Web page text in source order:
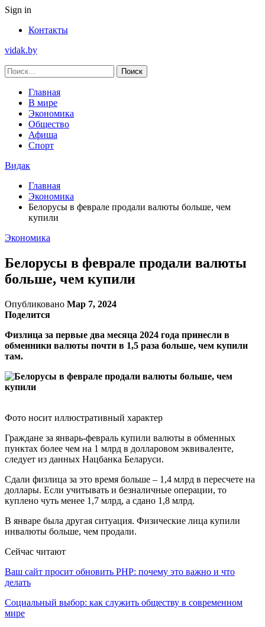
Sign in
Контакты
vidak.by
Главная
В мире
Экономика
Общество
Афиша
Спорт
Видак
Главная
Экономика
Белорусы в феврале продали валюты больше, чем
купили
Экономика
Белорусы в феврале продали валюты
больше, чем купили
Опубликовано Мар 7, 2024
Поделится
Физлица за первые два месяца 2024 года принесли в
обменники валюты почти в 1,5 раза больше, чем купили
там.
Фото носит иллюстративный характер
Граждане за январь-февраль купили валюты в обменных
пунктах более чем на 1 млрд в долларовом эквиваленте,
следует из данных Нацбанка Беларуси.
Сдали физлица за это время больше – 1,4 млрд в пересчете на
доллары. Если учитывать и безналичные операции, то
куплено чуть менее 1,7 млрд, а сдано 1,8 млрд.
В январе была другая ситуация. Физические лица купили
инвалюты больше, чем продали.
Сейчас читают
Ваш сайт просит обновить PHP: почему это важно и что
делать
Социальный выбор: как служить обществу в современном
мире